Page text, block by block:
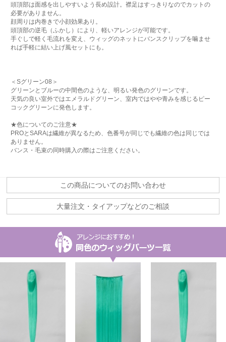
頭頂部は面感を出しやすいよう長め設計。襟足はすっきりなのでカットの
必要がありません。
顔周りは内巻きで小顔効果あり。
頭頂部の逆毛（ふかし）により、軽いアレンジが可能です。
手ぐしで軽く毛流れを変え、ウィッグのネットにバンスクリップを噛ませ
れば手軽に結い上げ風セットにも。
＜Sグリーン08＞
グリーンとブルーの中間色のような、明るい発色のグリーンです。
天気の良い室外ではエメラルドグリーン、室内ではやや青みを感じるピー
コックグリーンに発色します。
★色についてのご注意★
PROとSARAは繊維が異なるため、色番号が同じでも繊維の色は同じでは
ありません。
バンス・毛束の同時購入の際はご注意ください。
この商品についてのお問い合わせ
大量注文・タイアップなどのご相談